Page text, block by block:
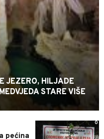
JEZERO, HILJADE
STARE VIŠE
0
pećina